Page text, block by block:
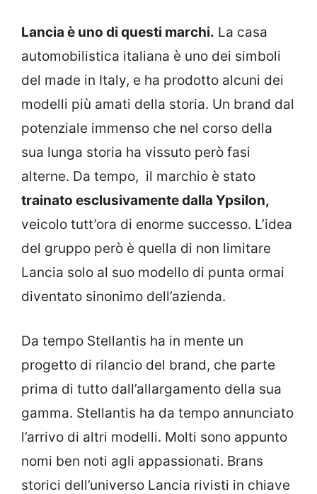
Lancia è uno di questi marchi. La casa
automobilistica italiana è uno dei simboli
del made in Italy, e ha prodotto alcuni dei
modelli più amati della storia. Un brand dal
potenziale immenso che nel corso della
sua lunga storia ha vissuto però fasi
alterne. Da tempo, il marchio è stato
trainato esclusivamente dalla Ypsilon,
veicolo tutt’ora di enorme successo. L’idea
del gruppo però è quella di non limitare
Lancia solo al suo modello di punta ormai
diventato sinonimo dell’azienda.
Da tempo Stellantis ha in mente un
progetto di rilancio del brand, che parte
prima di tutto dall’allargamento della sua
gamma. Stellantis ha da tempo annunciato
l’arrivo di altri modelli. Molti sono appunto
nomi ben noti agli appassionati. Brans
storici dell’universo Lancia rivisti in chiave